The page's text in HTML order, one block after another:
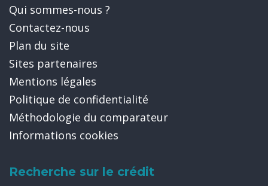
Qui sommes-nous ?
Contactez-nous
Plan du site
Sites partenaires
Mentions légales
Politique de confidentialité
Méthodologie du comparateur
Informations cookies
Recherche sur le crédit